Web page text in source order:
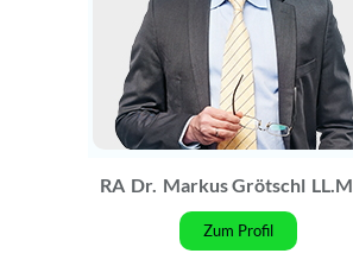
RA Dr. Markus Grötschl LL.M.
Zum Profil